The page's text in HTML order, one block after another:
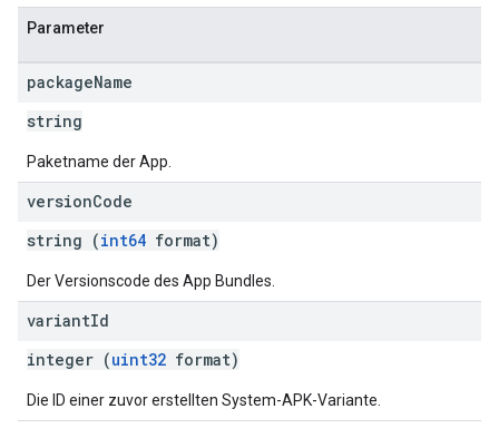
Parameter
packageName
string
Paketname der App.
versionCode
string (int64 format)
Der Versionscode des App Bundles.
variantId
integer (uint32 format)
Die ID einer zuvor erstellten System-APK-Variante.